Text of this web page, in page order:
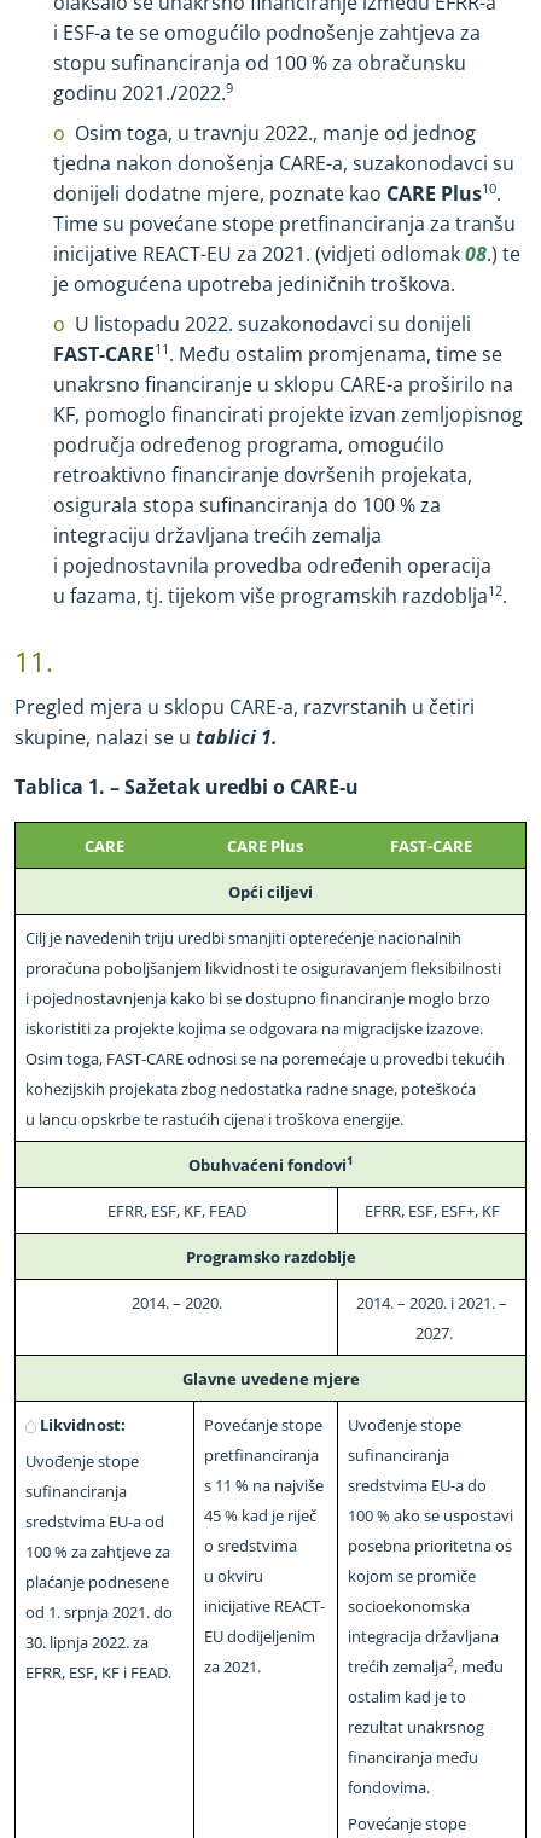
i ESF-a te se omogućilo podnošenje zahtjeva za
stopu sufinanciranja od 100 % za obračunsku
godinu 2021./2022.9
Osim toga, u travnju 2022., manje od jednog
tjedna nakon donošenja CARE-a, suzakonodavci su
donijeli dodatne mjere, poznate kao CARE Plus10.
Time su povećane stope pretfinanciranja za tranšu
inicijative REACT-EU za 2021. (vidjeti odlomak08.) te
je omogućena upotreba jediničnih troškova.
U listopadu 2022. suzakonodavci su donijeli
FAST-CARE11 . Među ostalim promjenama, time se
unakrsno financiranje u sklopu CARE-a proširilo na
KF, pomoglo financirati projekte izvan zemljopisnog
područja određenog programa, omogućilo
retroaktivno financiranje dovršenih projekata,
osigurala stopa sufinanciranja do 100 % za
integraciju državljana trećih zemalja
i pojednostavnila provedba određenih operacija
u fazama, tj. tijekom više programskih razdoblja12.
11.
Pregled mjera u sklopu CARE-a, razvrstanih u četiri
skupine, nalazi se u tablici 1.
Tablica 1. – Sažetak uredbi o CARE-u
CARE CARE Plus FAST-CARE
Opći ciljevi
Cilj je navedenih triju uredbi smanjiti opterećenje nacionalnih
proračuna poboljšanjem likvidnosti te osiguravanjem fleksibilnosti
i pojednostavnjenja kako bi se dostupno financiranje moglo brzo
iskoristiti za projekte kojima se odgovara na migracijske izazove.
Osim toga, FAST-CARE odnosi se na poremećaje u provedbi tekućih
kohezijskih projekata zbog nedostatka radne snage, poteškoća
u lancu opskrbe te rastućih cijena i troškova energije.
Obuhvaćeni fondovi1
EFRR, ESF, KF, FEAD EFRR, ESF, ESF+, KF
Programsko razdoblje
2014. – 2020.
2014. – 2020. i 2021. –
2027.
Glavne uvedene mjere
Likvidnost:
Uvođenje stope
sufinanciranja
sredstvima EU-a od
100 % za zahtjeve za
plaćanje podnesene
od 1. srpnja 2021. do
30. lipnja 2022. za
EFRR, ESF, KF i FEAD.
Povećanje stope
pretfinanciranja
s 11 % na najviše
45 % kad je riječ
o sredstvima
u okviru
inicijative REACT-
EU dodijeljenim
za 2021.
Uvođenje stope
sufinanciranja
sredstvima EU-a do
100 % ako se uspostavi
posebna prioritetna os
kojom se promiče
socioekonomska
integracija državljana
trećih zemalja2, među
ostalim kad je to
rezultat unakrsnog
financiranja među
fondovima.
Povećanje stope